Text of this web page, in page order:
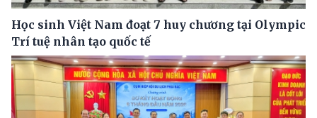
Học sinh Việt Nam đoạt 7 huy chương tại Olympic
Trí tuệ nhân tạo quốc tế